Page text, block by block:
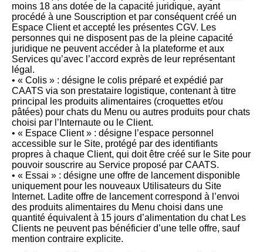
moins 18 ans dotée de la capacité juridique, ayant
procédé à une Souscription et par conséquent créé un
Espace Client et accepté les présentes CGV. Les
personnes qui ne disposent pas de la pleine capacité
juridique ne peuvent accéder à la plateforme et aux
Services qu’avec l’accord exprès de leur représentant
légal.
• « Colis » : désigne le colis préparé et expédié par
CAATS via son prestataire logistique, contenant à titre
principal les produits alimentaires (croquettes et/ou
pâtées) pour chats du Menu ou autres produits pour chats
choisi par l’Internaute ou le Client.
• « Espace Client » : désigne l’espace personnel
accessible sur le Site, protégé par des identifiants
propres à chaque Client, qui doit être créé sur le Site pour
pouvoir souscrire au Service proposé par CAATS.
• « Essai » : désigne une offre de lancement disponible
uniquement pour les nouveaux Utilisateurs du Site
Internet. Ladite offre de lancement correspond à l’envoi
des produits alimentaires du Menu choisi dans une
quantité équivalent à 15 jours d’alimentation du chat Les
Clients ne peuvent pas bénéficier d’une telle offre, sauf
mention contraire explicite.